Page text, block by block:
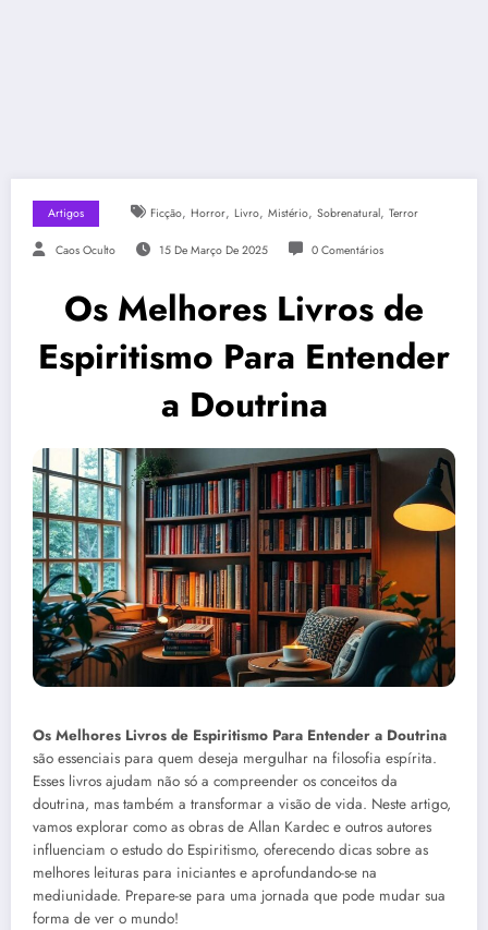
Artigos Ficção, Horror, Livro, Mistério, Sobrenatural, Terror
Caos Oculto 15 De Março De 2025 0 Comentários
Os Melhores Livros de
Espiritismo Para Entender
a Doutrina
Os Melhores Livros de Espiritismo Para Entender a Doutrina
são essenciais para quem deseja mergulhar na filosofia espírita.
Esses livros ajudam não só a compreender os conceitos da
doutrina, mas também a transformar a visão de vida. Neste artigo,
vamos explorar como as obras de Allan Kardec e outros autores
influenciam o estudo do Espiritismo, oferecendo dicas sobre as
melhores leituras para iniciantes e aprofundando-se na
mediunidade. Prepare-se para uma jornada que pode mudar sua
forma de ver o mundo!